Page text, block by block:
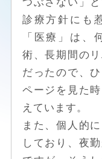
診療方針にも
「医療」は、
術、長期間の
だったので、
ページを見た
えています。
また、個人的
しており、夜